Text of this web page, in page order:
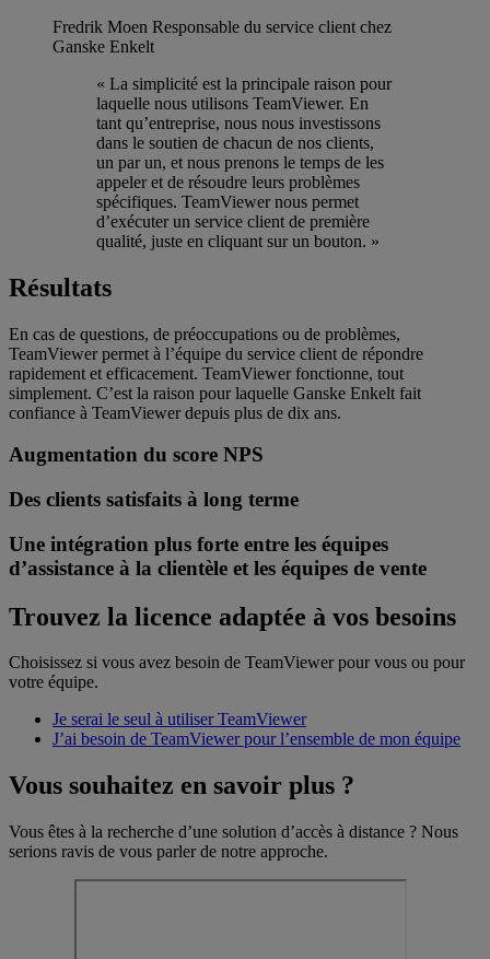
Fredrik Moen Responsable du service client chez
Ganske Enkelt
« La simplicité est la principale raison pour
laquelle nous utilisons TeamViewer. En
tant qu’entreprise, nous nous investissons
dans le soutien de chacun de nos clients,
un par un, et nous prenons le temps de les
appeler et de résoudre leurs problèmes
spécifiques. TeamViewer nous permet
d’exécuter un service client de première
qualité, juste en cliquant sur un bouton. »
Résultats
En cas de questions, de préoccupations ou de problèmes,
TeamViewer permet à l’équipe du service client de répondre
rapidement et efficacement. TeamViewer fonctionne, tout
simplement. C’est la raison pour laquelle Ganske Enkelt fait
confiance à TeamViewer depuis plus de dix ans.
Augmentation du score NPS
Des clients satisfaits à long terme
Une intégration plus forte entre les équipes
d’assistance à la clientèle et les équipes de vente
Trouvez la licence adaptée à vos besoins
Choisissez si vous avez besoin de TeamViewer pour vous ou pour
votre équipe.
Je serai le seul à utiliser TeamViewer
J’ai besoin de TeamViewer pour l’ensemble de mon équipe
Vous souhaitez en savoir plus ?
Vous êtes à la recherche d’une solution d’accès à distance ? Nous
serions ravis de vous parler de notre approche.